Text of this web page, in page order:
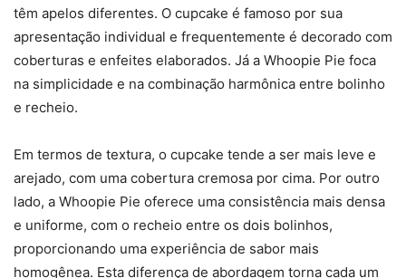
têm apelos diferentes. O cupcake é famoso por sua
apresentação individual e frequentemente é decorado com
coberturas e enfeites elaborados. Já a Whoopie Pie foca
na simplicidade e na combinação harmônica entre bolinho
e recheio.
Em termos de textura, o cupcake tende a ser mais leve e
arejado, com uma cobertura cremosa por cima. Por outro
lado, a Whoopie Pie oferece uma consistência mais densa
e uniforme, com o recheio entre os dois bolinhos,
proporcionando uma experiência de sabor mais
homogênea. Esta diferença de abordagem torna cada um